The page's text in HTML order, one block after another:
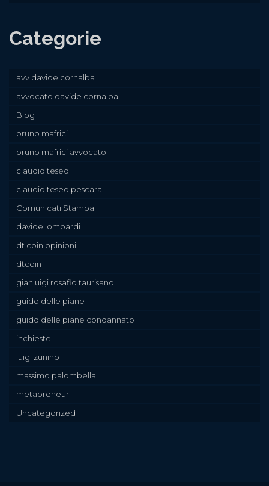
Categorie
avv davide cornalba
avvocato davide cornalba
Blog
bruno mafrici
bruno mafrici avvocato
claudio teseo
claudio teseo pescara
Comunicati Stampa
davide lombardi
dt coin opinioni
dtcoin
gianluigi rosafio taurisano
guido delle piane
guido delle piane condannato
inchieste
luigi zunino
massimo palombella
metapreneur
Uncategorized